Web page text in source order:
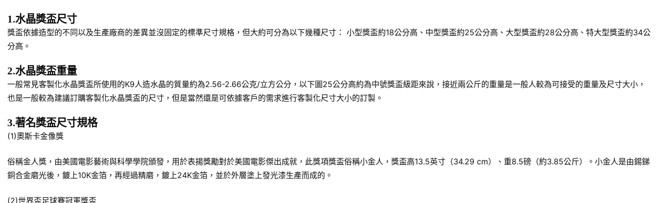
1.水晶獎盃尺寸
獎盃依據造型的不同以及生產廠商的差異並沒固定的標準尺寸規格，但大約可分為以下幾種尺寸： 小型獎盃約18公分高、中型獎盃約25公分高、大型獎盃約28公分高、特大型獎盃約34公
分高。
2.水晶獎盃重量
一般常見客製化水晶獎盃所使用的K9人造水晶的質量約為2.56-2.66公克/立方公分，以下圖25公分高約為中號獎盃級距來說，接近兩公斤的重量是一般人較為可接受的重量及尺寸大小，
也是一般較為建議訂購客製化水晶獎盃的尺寸，但是當然還是可依據客戶的需求進行客製化尺寸大小的訂製。
3.著名獎盃尺寸規格
(1)奧斯卡金像獎
俗稱金人獎，由美國電影藝術與科學學院頒發，用於表揚獎勵對於美國電影傑出成就，此獎項獎盃俗稱小金人，獎盃高13.5英寸（34.29 cm）、重8.5磅（約3.85公斤）。小金人是由錫銻
銅合金磨光後，鍍上10K金箔，再經過精磨，鍍上24K金箔，並於外層塗上發光漆生產而成的。
(2)世界盃足球賽冠軍獎盃